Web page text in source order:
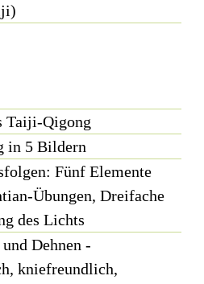
Taiji-Qigong
in 5 Bildern
Fünf Elemente
Übungen, Dreifache
des Lichts
Dehnen -
kniefreundlich,